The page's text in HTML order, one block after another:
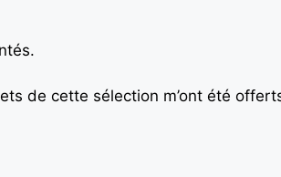
de cette sélection m’ont été